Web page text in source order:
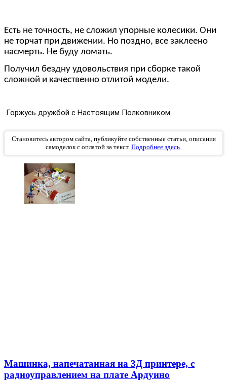
Есть не точность, не сложил упорные колесики. Они
не торчат при движении. Но поздно, все заклеено
насмерть. Не буду ломать.
Получил бездну удовольствия при сборке такой
сложной и качественно отлитой модели.
Горжусь дружбой с Настоящим Полковником.
Становитесь автором сайта, публикуйте собственные статьи, описания
самоделок с оплатой за текст. Подробнее здесь.
Машинка, напечатанная на 3Д принтере, с
радиоуправлением на плате Ардуино